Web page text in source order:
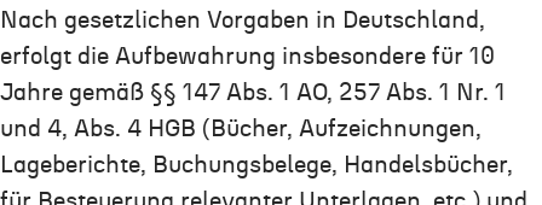
Nach gesetzlichen Vorgaben in Deutschland,
erfolgt die Aufbewahrung insbesondere für 10
Jahre gemäß §§ 147 Abs. 1 AO, 257 Abs. 1 Nr. 1
und 4, Abs. 4 HGB (Bücher, Aufzeichnungen,
Lageberichte, Buchungsbelege, Handelsbücher,